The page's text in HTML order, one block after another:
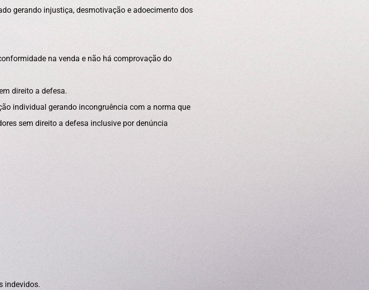
gerando injustiça, desmotivação e adoecimento dos
na venda e não há comprovação do
direito a defesa.
individual gerando incongruência com a norma que
sem direito a defesa inclusive por denúncia
indevidos.